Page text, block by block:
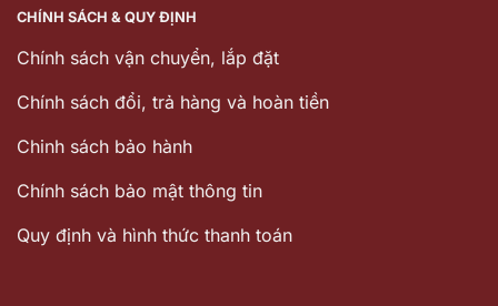
CHÍNH SÁCH & QUY ĐỊNH
Chính sách vận chuyển, lắp đặt
Chính sách đổi, trả hàng và hoàn tiền
Chinh sách bảo hành
Chính sách bảo mật thông tin
Quy định và hình thức thanh toán